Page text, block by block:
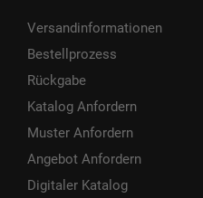
Versandinformationen
Bestellprozess
Rückgabe
Katalog Anfordern
Muster Anfordern
Angebot Anfordern
Digitaler Katalog